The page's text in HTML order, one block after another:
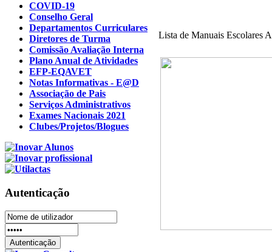
Lista de Manuais Escolares
COVID-19
Conselho Geral
Departamentos Curriculares
Diretores de Turma
Comissão Avaliação Interna
Plano Anual de Atividades
EFP-EQAVET
Notas Informativas - E@D
Associação de Pais
Serviços Administrativos
Exames Nacionais 2021
Clubes/Projetos/Blogues
Autenticação